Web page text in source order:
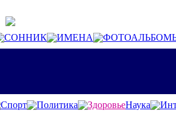
СОННИК ИМЕНА
Спорт Политика ЗдоровьеНаука